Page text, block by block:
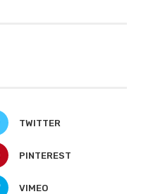
TWITTER
PINTEREST
VIMEO